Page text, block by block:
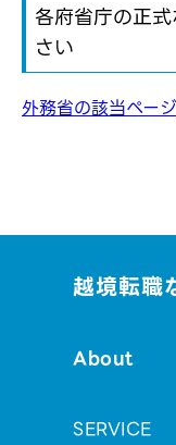
各府省庁の正
さい
外務省の該当ページ
越境転職
About
SERVICE